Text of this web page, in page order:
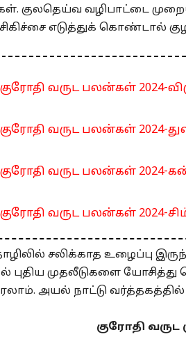
குலதெய்வ வழிபாட்டை
சிகிச்சை எடுத்துக் கொண்டால்
குரோதி வருட பலன்கள் 2024-
குரோதி வருட பலன்கள் 2024-
குரோதி வருட பலன்கள் 2024-
குரோதி வருட பலன்கள் 2024-
சலிக்காத உழைப்பு
புதிய முதலீடுகளை
அயல் நாட்டு
குரோதி வருட